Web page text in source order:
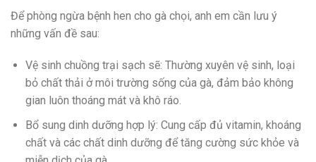
Để phòng ngừa bệnh hen cho gà chọi, anh em cần lưu ý
những vấn đề sau:
Vệ sinh chuồng trại sạch sẽ: Thường xuyên vệ sinh, loại
bỏ chất thải ở môi trường sống của gà, đảm bảo không
gian luôn thoáng mát và khô ráo.
Bổ sung dinh dưỡng hợp lý: Cung cấp đủ vitamin, khoáng
chất và các chất dinh dưỡng để tăng cường sức khỏe và